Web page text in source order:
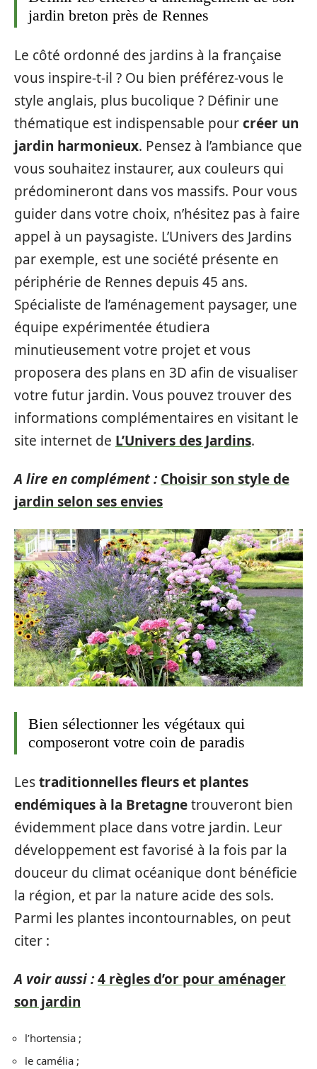
jardin breton près de Rennes
Le côté ordonné des jardins à la française
vous inspire-t-il ? Ou bien préférez-vous le
style anglais, plus bucolique ? Définir une
thématique est indispensable pourcréer un
jardin harmonieux. Pensez à l’ambiance que
vous souhaitez instaurer, aux couleurs qui
prédomineront dans vos massifs. Pour vous
guider dans votre choix, n’hésitez pas à faire
appel à un paysagiste. L’Univers des Jardins
par exemple, est une société présente en
périphérie de Rennes depuis 45 ans.
Spécialiste de l’aménagement paysager, une
équipe expérimentée étudiera
minutieusement votre projet et vous
proposera des plans en 3D afin de visualiser
votre futur jardin. Vous pouvez trouver des
informations complémentaires en visitant le
site internet de L’Univers des Jardins.
A lire en complément : Choisir son style de
jardin selon ses envies
Bien sélectionner les végétaux qui
composeront votre coin de paradis
Lestraditionnelles fleurs et plantes
endémiques à la Bretagnetrouveront bien
évidemment place dans votre jardin. Leur
développement est favorisé à la fois par la
douceur du climat océanique dont bénéficie
la région, et par la nature acide des sols.
Parmi les plantes incontournables, on peut
citer :
A voir aussi :4 règles d’or pour aménager
son jardin
l’hortensia ;
le camélia ;